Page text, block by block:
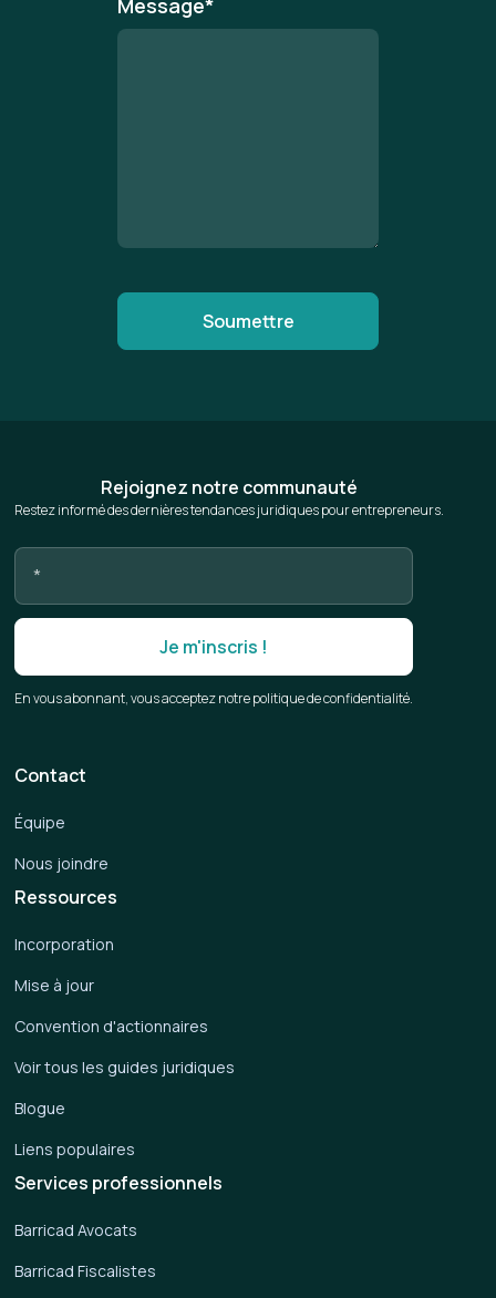
Message*
Rejoignez notre communauté
Restez informé des dernières tendances juridiques pour entrepreneurs.
En vous abonnant, vous acceptez notre politique de confidentialité.
Services professionnels
Barricad Avocats
Barricad Fiscalistes
Ressources
Incorporation
Mise à jour
Convention d'actionnaires
Voir tous les guides juridiques
Blogue
Liens populaires
Contact
Équipe
Nous joindre